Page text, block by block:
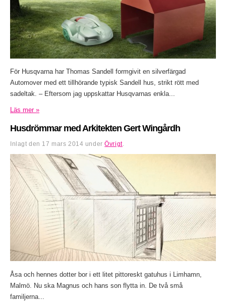
För Husqvarna har Thomas Sandell formgivit en silverfärgad
Automover med ett tillhörande typisk Sandell hus, strikt rött med
sadeltak. – Eftersom jag uppskattar Husqvarnas enkla...
Läs mer »
Husdrömmar med Arkitekten Gert Wingårdh
Inlagt den 17 mars 2014 underÖvrigt.
Åsa och hennes dotter bor i ett litet pittoreskt gatuhus i Limhamn,
Malmö. Nu ska Magnus och hans son flytta in. De två små
familjerna...